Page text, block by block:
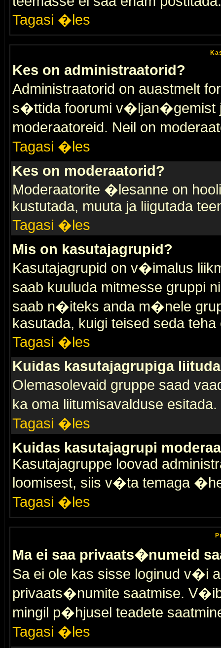
Tagasi �les
Kes on administraatorid?
Administraatorid on auastmelt
s�ttida foorumi v�ljan�gemist
moderaatoreid. Neil on
Tagasi �les
Kes on moderaatorid?
Moderaatorite �lesanne on
kustutada, muuta ja liigutada
Tagasi �les
Mis on kasutajagrupid?
Kasutajagrupid on v�imalus
saab kuuluda mitmesse gruppi
saab n�iteks anda m�nele
kasutada, kuigi teised seda teha
Tagasi �les
Kuidas kasutajagrupiga
Olemasolevaid gruppe saad
ka oma liitumisavalduse
Tagasi �les
Kuidas kasutajagrupi
Kasutajagruppe loovad
loomisest, siis v�ta temaga
Tagasi �les
Ma ei saa privaats�numeid
Sa ei ole kas sisse loginud v�i
privaats�numite saatmise.
mingil p�hjusel teadete
Tagasi �les